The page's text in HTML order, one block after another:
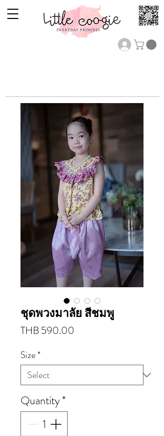
ชุดพวงมาลัย สีชมพู
THB 590.00
Size*
Quantity*